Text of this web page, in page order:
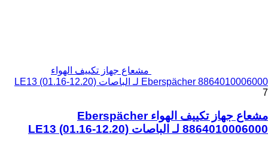
مشعاع جهاز تكييف الهواء
Eberspächer 8864010006000 لـ الباصات LE13 (01.16-12.20)
7
مشعاع جهاز تكييف الهواء Eberspächer
8864010006000 لـ الباصات LE13 (01.16-12.20)